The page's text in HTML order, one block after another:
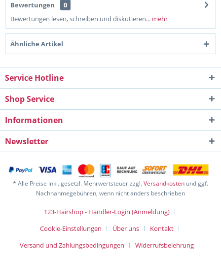
Bewertungen
0
Bewertungen lesen, schreiben und diskutieren... mehr
Ähnliche Artikel
Service Hotline
Shop Service
Informationen
Newsletter
* Alle Preise inkl. gesetzl. Mehrwertsteuer zzgl.Versandkosten und ggf.
Nachnahmegebühren, wenn nicht anders beschrieben
123-Hairshop - Händler-Login (Anmeldung)
Cookie-Einstellungen
Über uns
Kontakt
Versand und Zahlungsbedingungen
Widerrufsbelehrung